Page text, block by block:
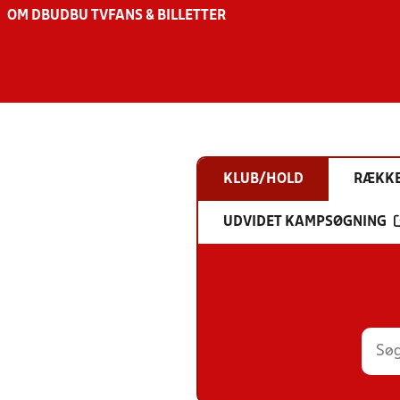
OM DBU DBU TV FANS & BILLETTER
KLUB/HOLD
UDVIDET KAMPSØGNING